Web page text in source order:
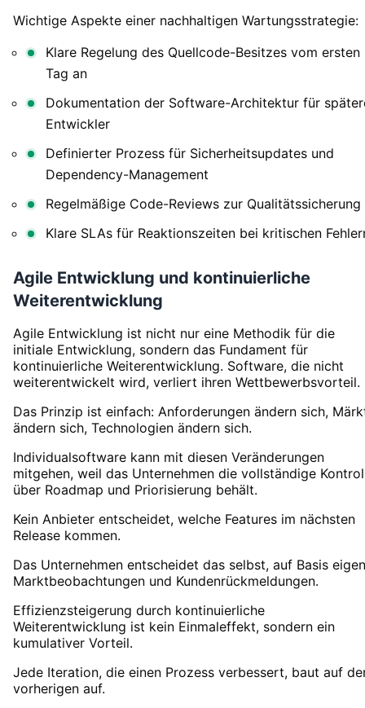
Wichtige Aspekte einer nachhaltigen Wartungsstrategie:
Klare Regelung des Quellcode-Besitzes vom ersten
Tag an
Dokumentation der Software-Architektur für
Entwickler
Definierter Prozess für Sicherheitsupdates und
Dependency-Management
Regelmäßige Code-Reviews zur Qualitätssicherung
Klare SLAs für Reaktionszeiten bei kritischen
Agile Entwicklung und kontinuierliche
Weiterentwicklung
Agile Entwicklung ist nicht nur eine Methodik für die
initiale Entwicklung, sondern das Fundament für
kontinuierliche Weiterentwicklung. Software, die nicht
weiterentwickelt wird, verliert ihren Wettbewerbsvorteil.
Das Prinzip ist einfach: Anforderungen ändern sich,
ändern sich, Technologien ändern sich.
Individualsoftware kann mit diesen Veränderungen
mitgehen, weil das Unternehmen die vollständige
über Roadmap und Priorisierung behält.
Kein Anbieter entscheidet, welche Features im nächsten
Release kommen.
Das Unternehmen entscheidet das selbst, auf Basis
Marktbeobachtungen und Kundenrückmeldungen.
Effizienzsteigerung durch kontinuierliche
Weiterentwicklung ist kein Einmaleffekt, sondern ein
kumulativer Vorteil.
Jede Iteration, die einen Prozess verbessert, baut auf
vorherigen auf.